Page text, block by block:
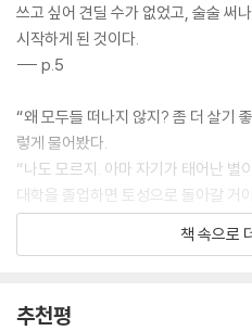
쓰고 싶어 견딜 수가 없었고, 술술 써
시작하게 된 것이다.
--- p.5
“왜 모두들 떠나지 않지? 좀 더 살기
렇게 물어봤다.
“나도 모르지. 아마 자기가 태어난 별
대학을 졸업하면 토성으로 돌아갈 거
혀, 혀, 혁명이라구.”
까지 여러 번 경험한 일이지만, 양옆에
책 속으로
추천평